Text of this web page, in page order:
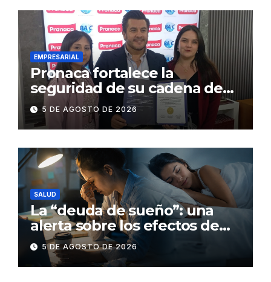
EMPRESARIAL
Pronaca fortalece la
seguridad de su cadena de
suministro con certificación
BASC en dos plantas
5 DE AGOSTO DE 2026
SALUD
La “deuda de sueño”: una
alerta sobre los efectos de
dormir mal en la salud física y
mental
5 DE AGOSTO DE 2026